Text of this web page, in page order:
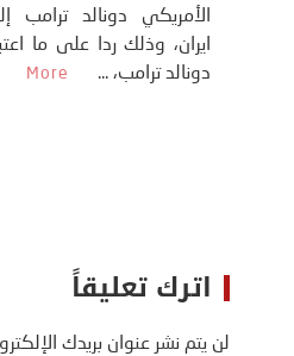
الأمريكي دونالد
ايران، وذلك ردا على ما
دونالد ترامب، ...
More
اترك تعليقاً
لن يتم نشر عنوان بريدك